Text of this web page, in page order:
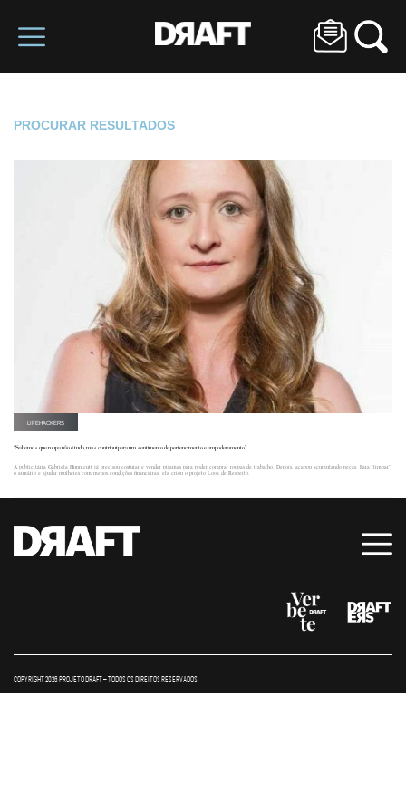
PROCURAR RESULTADOS
LIFEHACKERS
“Sabemos que roupa não é tudo, mas contribui para um sentimento de pertencimento e empoderamento”
A publicitária Gabriela Hunnicutt já precisou costurar e vender pijamas para poder comprar roupas de trabalho. Depois, acabou acumulando peças. Para "limpar"
o armário e ajudar mulheres com menos condições financeiras, ela criou o projeto Look de Respeito.
COPYRIGHT 2026 PROJETO DRAFT – TODOS OS DIREITOS RESERVADOS